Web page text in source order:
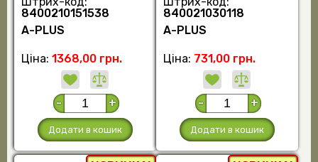
8400210151538
А-PLUS
Ціна: 1368,00 грн.
- +
Додати в кошик
840021030118
А-PLUS
Ціна: 731,00 грн.
- +
Додати в кошик